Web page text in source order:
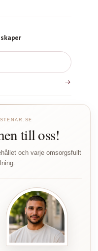
till oss!
och varje omsorgsfullt